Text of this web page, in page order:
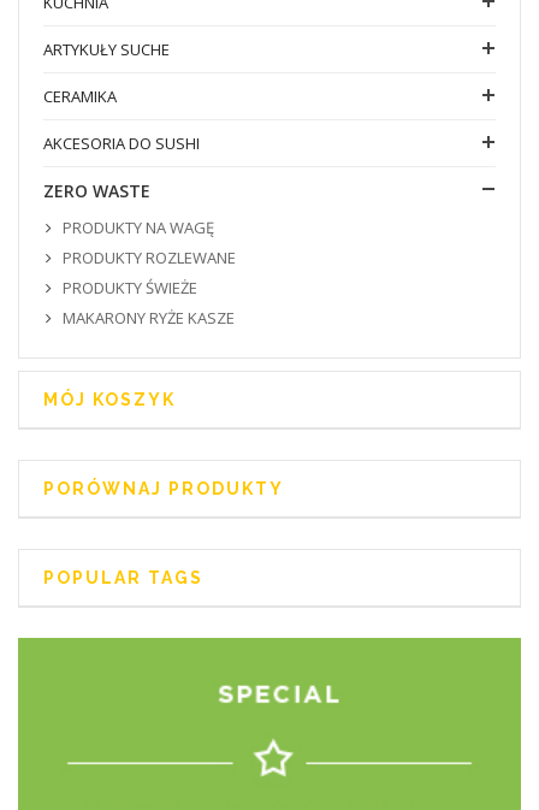
ARTYKUŁY SUCHE
CERAMIKA
AKCESORIA DO SUSHI
ZERO WASTE
PRODUKTY NA WAGĘ
PRODUKTY ROZLEWANE
PRODUKTY ŚWIEŻE
MAKARONY RYŻE KASZE
MÓJ KOSZYK
PORÓWNAJ PRODUKTY
POPULAR TAGS